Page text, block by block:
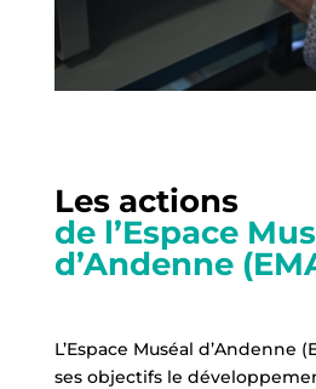
Les actions
de l’Espace
d’Andenne
L’Espace Muséal d’Andenne
ses objectifs le